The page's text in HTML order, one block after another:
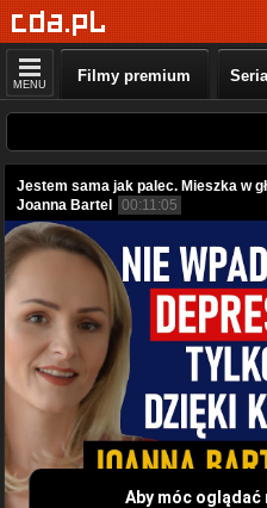
MENU Filmy premium
Jestem sama jak palec. Mieszka w
Joanna Bartel
00:11:05
Aby móc oglądać